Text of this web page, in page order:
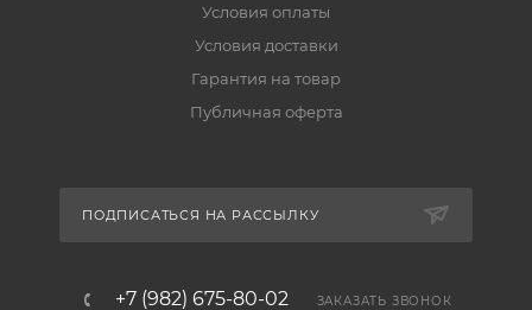
Условия оплаты
Условия доставки
Гарантия на товар
Публичная оферта
ПОДПИСАТЬСЯ НА РАССЫЛКУ
+7 (982) 675-80-02 ЗАКАЗАТЬ ЗВОНОК